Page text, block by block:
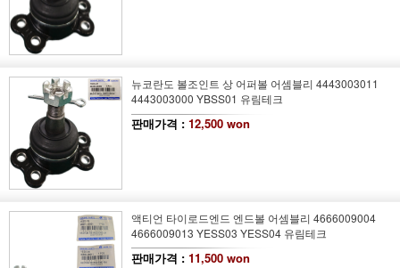
뉴코란도 볼조인트 상 어퍼볼 어셈블리 4443003011
4443003000 YBSS01 유림테크
판매가격 : 12,500 won
액티언 타이로드엔드 엔드볼 어셈블리 4666009004
4666009013 YESS03 YESS04 유림테크
판매가격 : 11,500 won